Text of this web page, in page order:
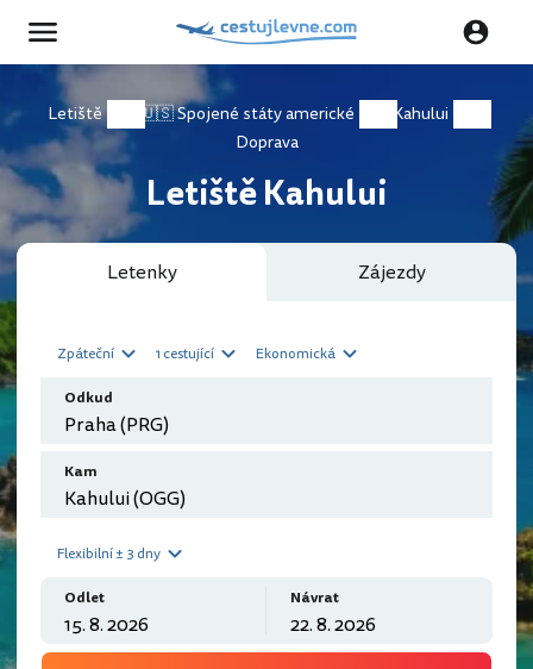
Letiště 🇺🇸 Spojené státy americké
Kahului
Doprava
Letiště Kahului
Letenky Zájezdy
Zpáteční 1 cestující Ekonomická
Odkud
Kam
Flexibilní ± 3 dny
Odlet Návrat